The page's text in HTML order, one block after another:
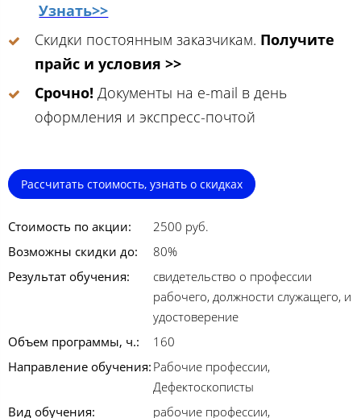
Узнать>>
Скидки постоянным заказчикам. Получите
прайс и условия >>
Срочно! Документы на e-mail в день
оформления и экспресс-почтой
Рассчитать стоимость, узнать о скидках
Стоимость по акции:
2500 руб.
Возможны скидки до:
80%
Результат обучения:
свидетельство о профессии
рабочего, должности служащего, и
удостоверение
Объем программы, ч.:
160
Направление обучения: Рабочие профессии,
Дефектоскописты
Вид обучения:
рабочие профессии,